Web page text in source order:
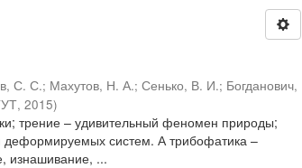
С. С.; Махутов, Н. А.;Сенько, В. И.; Богданович,
,2015)
трение – удивительный феномен природы;
деформируемых систем. А трибофатика –
изнашивание, ...